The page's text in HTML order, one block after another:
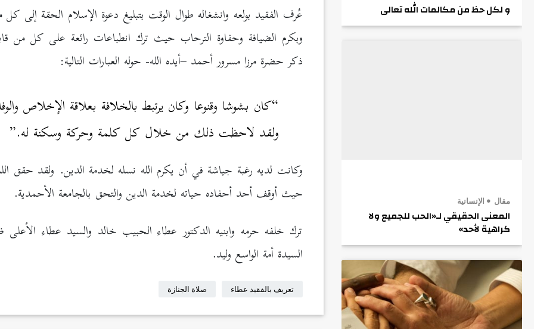
و لكل حظ من مكالمات الله تعالى
مقال الإنسانية
المعنى الحقيقي لـ«الحب للجميع ولا
كراهية لأحد»
عُرف الفقيد بولعه وانشغاله طوال الوقت بتبليغ دعوة الإسلام الحقة إلى
وبكرم الضيافة وحفاوة الترحاب حيث ترك انطباعات رائعة على كل من
ذكر حضرة مرزا مسرور أحمد –أيده الله- حوله العبارات التالية:
“كان بشوشا وقنوعا وكان يرتبط بالخلافة بعلاقة الإخلاص
ولقد لاحظت ذلك من خلال كل كلمة وحركة وسكنة له.”
وكانت لديه رغبة جياشة في أن يكرم الله نسله لخدمة الدين. ولقد حقق
حيث أوقف أحد أحفاده حياته لخدمة الدين والتحق بالجامعة الأحمدية.
ترك خلفه حرمه وابنيه الدكتور عطاء الحبيب خالد والسيد عطاء الأعلى
السيدة أمة الواسع وليد.
تعريف بالفقيد عطاء صلاة الجنازة